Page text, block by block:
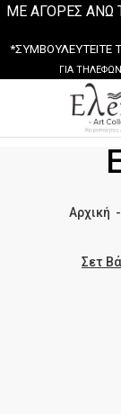
ΜΕ ΑΓΟΡΕΣ ΑΝΩ
*ΣΥΜΒΟΥΛΕΥΤΕΙΤΕ
ΓΙΑ
Αρχική -
Σετ